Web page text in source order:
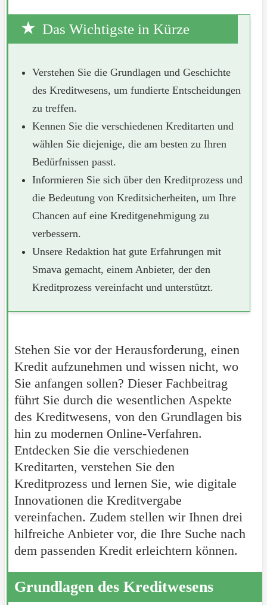
Das Wichtigste in Kürze
Verstehen Sie die Grundlagen und Geschichte
des Kreditwesens, um fundierte Entscheidungen
zu treffen.
Kennen Sie die verschiedenen Kreditarten und
wählen Sie diejenige, die am besten zu Ihren
Bedürfnissen passt.
Informieren Sie sich über den Kreditprozess und
die Bedeutung von Kreditsicherheiten, um Ihre
Chancen auf eine Kreditgenehmigung zu
verbessern.
Unsere Redaktion hat gute Erfahrungen mit
Smava gemacht, einem Anbieter, der den
Kreditprozess vereinfacht und unterstützt.
Stehen Sie vor der Herausforderung, einen
Kredit aufzunehmen und wissen nicht, wo
Sie anfangen sollen? Dieser Fachbeitrag
führt Sie durch die wesentlichen Aspekte
des Kreditwesens, von den Grundlagen bis
hin zu modernen Online-Verfahren.
Entdecken Sie die verschiedenen
Kreditarten, verstehen Sie den
Kreditprozess und lernen Sie, wie digitale
Innovationen die Kreditvergabe
vereinfachen. Zudem stellen wir Ihnen drei
hilfreiche Anbieter vor, die Ihre Suche nach
dem passenden Kredit erleichtern können.
Grundlagen des Kreditwesens